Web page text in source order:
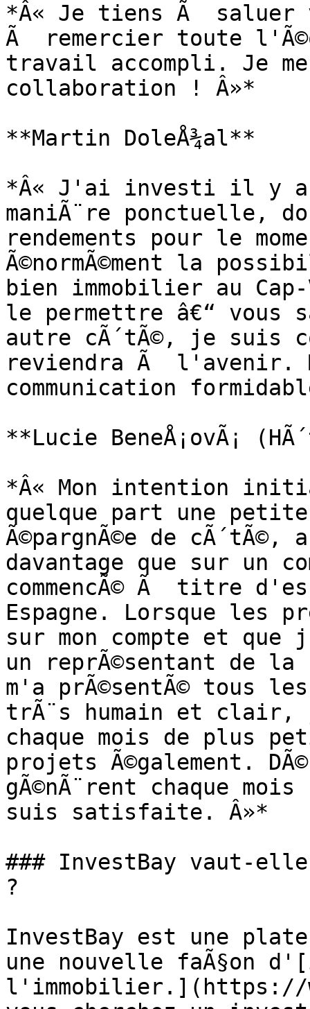
*Â« Je tiens Ã  saluer
Ã  remercier toute
travail accompli. Je
collaboration ! Â»*
**Martin DoleÅ¾al**
*Â« J'ai investi il y a
maniÃ¨re ponctuelle,
rendements pour le
Ã©normÃ©ment la
bien immobilier au
le permettre â€“ vous
autre cÃ´tÃ©, je suis
reviendra Ã  l'avenir.
communication
**Lucie BeneÅ¡ovÃ¡
*Â« Mon intention
quelque part une
Ã©pargnÃ©e de
davantage que sur un
commencÃ© Ã  titre
Espagne. Lorsque les
sur mon compte et que
un reprÃ©sentant de la
m'a prÃ©sentÃ© tous
trÃ¨s humain et clair,
chaque mois de plus
projets Ã©galement.
gÃ©nÃ¨rent chaque
suis satisfaite. Â»*
### InvestBay vaut-
?
InvestBay est une
une nouvelle faÃ§on
l'immobilier.](https://